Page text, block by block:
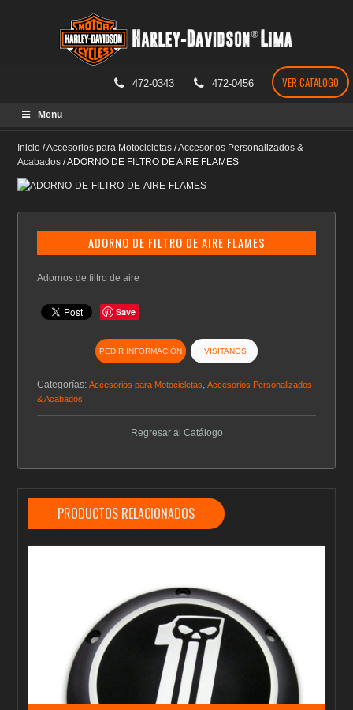
472-0343 472-0456 VER CATALOGO
Menu
Inicio /Accesorios para Motocicletas /Accesorios Personalizados &
Acabados /ADORNO DE FILTRO DE AIRE FLAMES
ADORNO DE FILTRO DE AIRE FLAMES
Adornos de filtro de aire
Save
PEDIR INFORMACIÓN VISITANOS
Categorías:Accesorios para Motocicletas ,Accesorios Personalizados
& Acabados
Regresar al Catálogo
PRODUCTOS RELACIONADOS